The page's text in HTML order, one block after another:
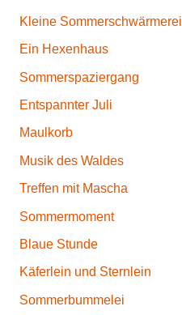
Kleine Sommerschwärmerei
Ein Hexenhaus
Sommerspaziergang
Entspannter Juli
Maulkorb
Musik des Waldes
Treffen mit Mascha
Sommermoment
Blaue Stunde
Käferlein und Sternlein
Sommerbummelei